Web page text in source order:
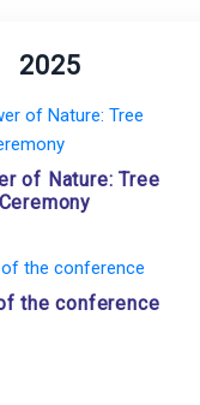
2025
of Nature: Tree
the conference